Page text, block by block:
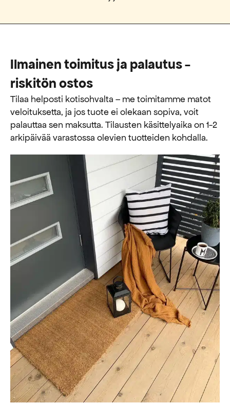
Ilmainen toimitus ja palautus -
riskitön ostos
Tilaa helposti kotisohvalta – me toimitamme matot
veloituksetta, ja jos tuote ei olekaan sopiva, voit
palauttaa sen maksutta. ​​Tilausten käsittelyaika on 1-2
arkipäivää varastossa olevien tuotteiden kohdalla.